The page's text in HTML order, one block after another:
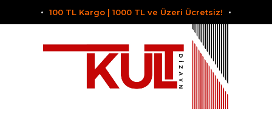
100 TL Kargo | 1000 TL ve Üzeri Ücretsiz!